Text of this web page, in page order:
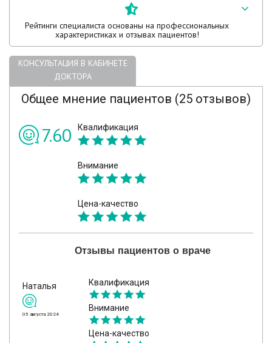
Рейтинги специалиста основаны на профессиональных
характеристиках и отзывах пациентов!
КОНСУЛЬТАЦИЯ В КАБИНЕТЕ
ДОКТОРА
Общее мнение пациентов (25 отзывов)
7.60 Квалификация
Внимание
Цена-качество
Отзывы пациентов о враче
Наталья
05 августа 2024
Квалификация
Внимание
Цена-качество